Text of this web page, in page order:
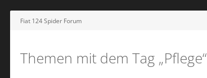
Fiat 124 Spider Forum
Themen mit dem Tag „Pflege“